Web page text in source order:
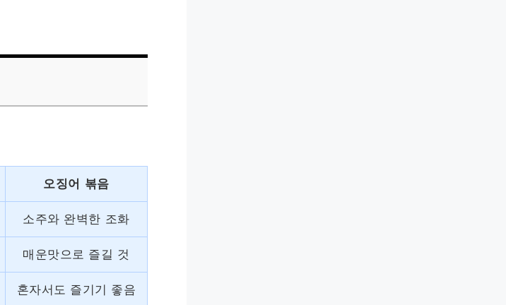
오징어 볶음
소주와 완벽한 조화
매운맛으로 즐길 것
혼자서도 즐기기 좋음